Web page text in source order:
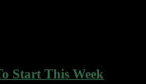
Start This Week